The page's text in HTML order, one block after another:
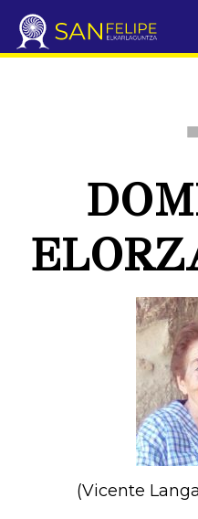
(Vicente